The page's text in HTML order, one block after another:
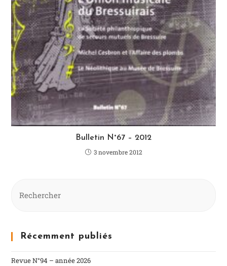
Bulletin N°67 – 2012
3 novembre 2012
Récemment publiés
Revue N°94 – année 2026